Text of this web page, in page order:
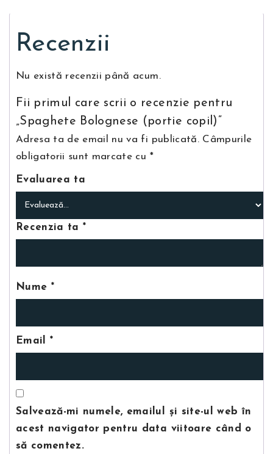
Recenzii
Nu există recenzii până acum.
Fii primul care scrii o recenzie pentru
„Spaghete Bolognese (portie copil)”
Adresa ta de email nu va fi publicată. Câmpurile
obligatorii sunt marcate cu *
Evaluarea ta
Recenzia ta*
Nume *
Email*
Salvează-mi numele, emailul și site-ul web în
acest navigator pentru data viitoare când o
să comentez.